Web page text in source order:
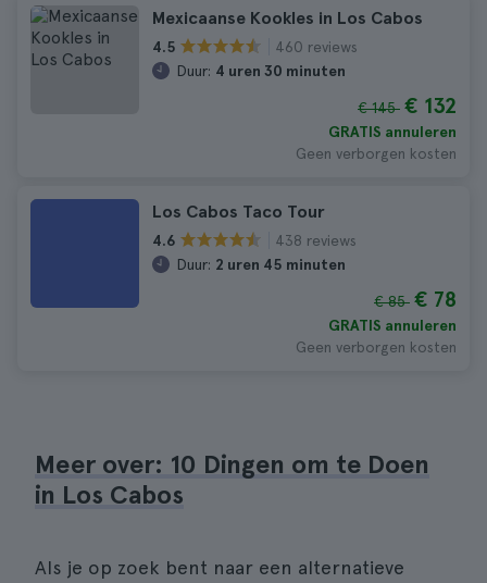
Mexicaanse Kookles in Los Cabos
4.5
460 reviews
Duur: 4 uren 30 minuten
€ 145 € 132
GRATIS annuleren
Geen verborgen kosten
Los Cabos Taco Tour
4.6
438 reviews
Duur: 2 uren 45 minuten
€ 85 € 78
GRATIS annuleren
Geen verborgen kosten
Meer over: 10 Dingen om te Doen
in Los Cabos
Als je op zoek bent naar een alternatieve